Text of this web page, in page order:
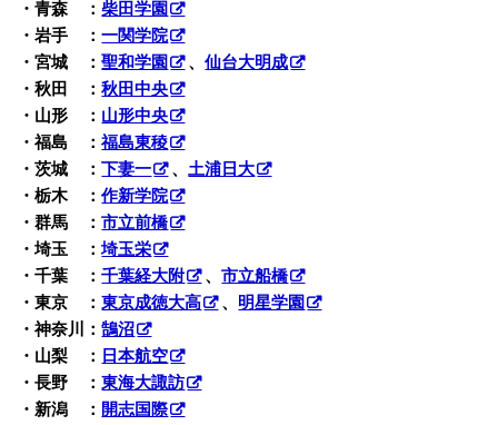
・青森 ：柴田学園
・岩手 ：一関学院
・宮城 ：聖和学園 、仙台大明成
・秋田 ：秋田中央
・山形 ： 山形中央
・福島 ：福島東稜
・茨城 ：下妻一 、 土浦日大
・栃木 ：作新学院
・群馬 ：市立前橋
・埼玉 ：埼玉栄
・千葉 ：千葉経大附 、市立船橋
・東京 ：東京成徳大高 、 明星学園
・神奈川：鵠沼
・山梨 ：
日本航空
・長野 ：東海大諏訪
・新潟 ： 開志国際